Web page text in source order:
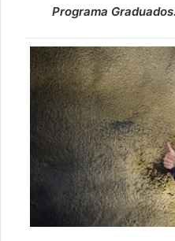
Programa Graduados.